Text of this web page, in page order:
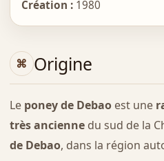
Création :1980
Origine
Le poney de Debaoest une
très anciennedu sud de la
de Debao, dans la région